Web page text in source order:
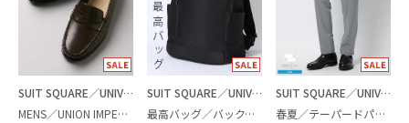
SUIT SQUARE／UNIVERSAL LANGUAGE
MENS／UNION IMPERIAL監修／コインローファー
SUIT SQUARE／UNIVERSAL LANGUAGE
最高バッグ／バックパック
SUIT SQUARE／UNIVERSAL LANGUAGE
春夏／テーパードパンツ